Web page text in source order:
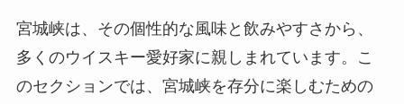
宮城峡は、その個性的な風味と飲みやすさから、
多くのウイスキー愛好家に親しまれています。こ
のセクションでは、宮城峡を存分に楽しむための